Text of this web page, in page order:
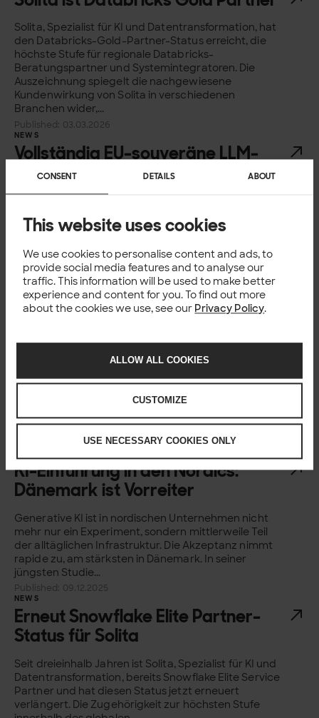
CONSENT DETAILS ABOUT
This website uses cookies
We use cookies to personalise content and ads, to
provide social media features and to analyse our
traffic. This information will be used to make better
experience and content for you. To find out more
about the cookies we use, see our Privacy Policy.
ALLOW ALL COOKIES
CUSTOMIZE
USE NECESSARY COOKIES ONLY
Solita, Spezialist für KI und Datentransformation, hat
den Databricks-Gold-Partner-Status erreicht, die
höchste Stufe für regionale Databricks-
Beratungspartner und Systemintegratoren. Die
Auszeichnung spiegelt die nachgewiesene
Kundenwirkung von Solita in verschiedenen
Branchen wider,...
Published: 03.03.2026
NEWS
Vollständig EU-souveräne LLM-
Plattform von Solita
Deutschland, stellt seine modulare Plattform für
über die europäische Cloud-Plattform UpCloud
bereit. Kunden...
Published: 10.02.2026
NEWS
ISO 9001- und ISO/IEC 20000-1-
Angesichts des anhaltenden Wachstums von Solita
gemeinsame Best Practices eine immer wichtigere
Rolle, um konsistente und qualitativ hochwertige
Hintergrund...
Published: 17.12.2025
KI-Einführung in den Nordics:
Dänemark ist Vorreiter
Generative KI ist in nordischen Unternehmen nicht
mehr nur ein Experiment, sondern mittlerweile Teil
der alltäglichen Infrastruktur. Die Akzeptanz nimmt
rapide zu, am stärksten in Dänemark. In seiner
jüngsten Studie...
Published: 09.12.2025
NEWS
Erneut Snowflake Elite Partner-
Status für Solita
Seit dreieinhalb Jahren ist Solita, Spezialist für KI und
Datentransformation, bereits Snowflake Elite Service
Partner und hat diesen Status jetzt erneuert
verlängert. Die Zugehörigkeit zur höchsten Stufe